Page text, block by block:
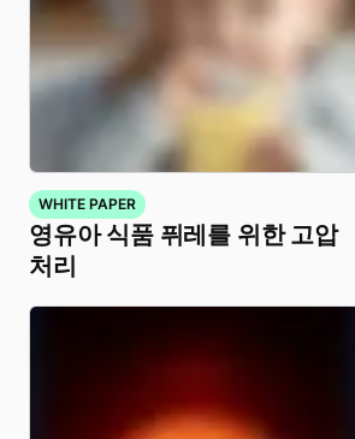
WHITE PAPER
영유아 식품 퓌레를 위한 고압
처리